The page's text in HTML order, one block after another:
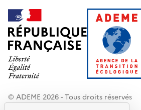
© ADEME 2026 - Tous droits réservés